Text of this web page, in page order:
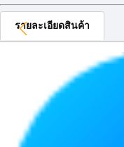
รายละเอียดสินค้า